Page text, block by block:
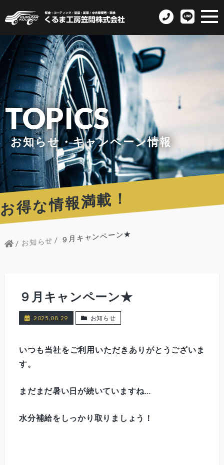
TOPICS
お知らせ・キャンペーン情報
お得な情報満載！
お知らせ ９月キャンペーン★
９月キャンペーン★
2025.08.29 お知らせ
いつも当社をご利用いただきありがとうございま
す。
まだまだ暑い日が続いていますね…
水分補給をしっかり取りましょう！